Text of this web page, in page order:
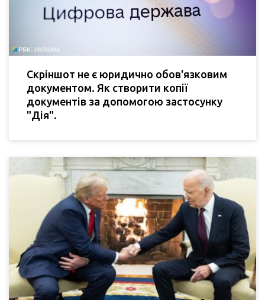
Скріншот не є юридично обов'язковим
документом. Як створити копії
документів за допомогою застосунку
"Дія".